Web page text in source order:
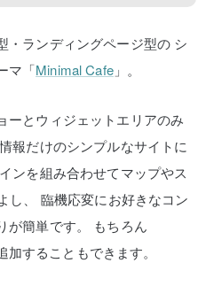
・ランディングページ型の シ
マ「Minimal Cafe」。
ーとウィジェットエリアのみ
報だけのシンプルなサイトに
ンを組み合わせてマップやス
、
臨機応変にお好きなコン
簡単です。
もちろん
することもできます。